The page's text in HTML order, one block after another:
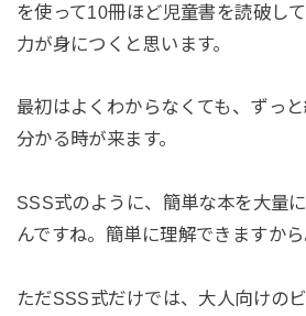
を使って10冊ほど児童書を読破し
力が身につくと思います。
最初はよくわからなくても、ずっ
分かる時が来ます。
SSS式のように、簡単な本を大量
んですね。簡単に理解できますから
ただSSS式だけでは、大人向けの